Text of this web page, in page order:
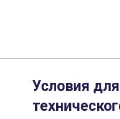
Условия